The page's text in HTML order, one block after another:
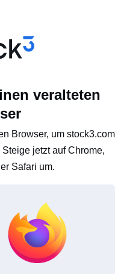
veralteten
Browser, um stock3.com
jetzt auf Chrome,
Safari um.